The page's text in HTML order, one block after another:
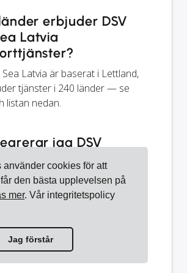
använder cookies för att
den bästa upplevelsen på
mer. Vår integritetspolicy
Jag förstår
erbjuder DSV
Latvia
Sea Latvia är baserat i Lettland,
tjänster i 240 länder — se
listan nedan.
jag DSV
(A&S) med mitt
DSV Latvia SIA (A&S)
e-handelsplattform eller
med hjälp av